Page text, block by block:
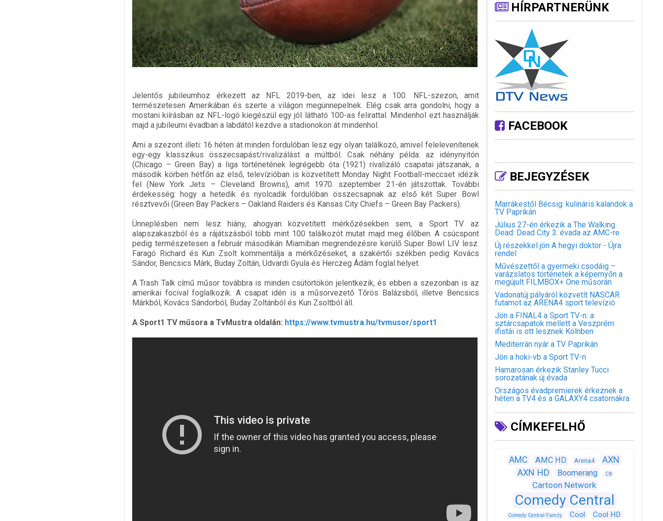
Jelentős jubileumhoz érkezett az NFL 2019-ben, az idei lesz a 100. NFL-szezon, amit
természetesen Amerikában és szerte a világon megünnepelnek. Elég csak arra gondolni, hogy a
mostani kiírásban az NFL-logó kiegészül egy jól látható 100-as felirattal. Mindenhol ezt használják
majd a jubileumi évadban a labdától kezdve a stadionokon át mindenhol.
Ami a szezont illeti: 16 héten át minden fordulóban lesz egy olyan találkozó, amivel felelevenítenek
egy-egy klasszikus összecsapást/rivalizálást a múltból. Csak néhány példa: az idénynyitón
(Chicago – Green Bay) a liga történetének legrégebb óta (1921) rivalizáló csapatai játszanak, a
második körben hétfőn az első, televízióban is közvetített Monday Night Football-meccset idézik
fel (New York Jets – Cleveland Browns), amit 1970. szeptember 21-én játszottak. További
érdekesség: hogy a hetedik és nyolcadik fordulóban összecsapnak az első két Super Bowl
résztvevői (Green Bay Packers – Oakland Raiders és Kansas City Chiefs – Green Bay Packers).
Ünneplésben nem lesz hiány, ahogyan közvetített mérkőzésekben sem, a Sport TV az
alapszakaszból és a rájátszásból több mint 100 találkozót mutat majd meg élőben. A csúcspont
pedig természetesen a február másodikán Miamiban megrendezésre kerülő Super Bowl LIV lesz.
Faragó Richard és Kun Zsolt kommentálja a mérkőzéseket, a szakértői székben pedig Kovács
Sándor, Bencsics Márk, Buday Zoltán, Udvardi Gyula és Herczeg Ádám foglal helyet.
A Trash Talk című műsor továbbra is minden csütörtökön jelentkezik, és ebben a szezonban is az
amerikai focival foglalkozik. A csapat idén is a műsorvezető Tőrös Balázsból, illetve Bencsics
Márkból, Kovács Sándorból, Buday Zoltánból és Kun Zsoltból áll.
A Sport1 TV műsora a TvMustra oldalán: https://www.tvmustra.hu/tvmusor/sport1
HÍRPARTNERÜNK
FACEBOOK
BEJEGYZÉSEK
Marrákestől Bécsig: kulináris kalandok a
TV Paprikán
Július 27-én érkezik a The Walking
Dead: Dead City 3. évada az AMC-re
Új részekkel jön A hegyi doktor - Újra
rendel
Művészettől a gyermeki csodáig –
varázslatos történetek a képernyőn a
megújult FILMBOX+ One műsorán
Vadonatúj pályáról közvetít NASCAR
futamot az ARENA4 sport televízió
Jön a FINAL4 a Sport TV-n: a
sztárcsapatok mellett a Veszprém
ifistái is ott lesznek Kölnben
Mediterrán nyár a TV Paprikán
Jön a hoki-vb a Sport TV-n
Hamarosan érkezik Stanley Tucci
sorozatának új évada
Országos évadpremierek érkeznek a
héten a TV4 és a GALAXY4 csatornákra
CÍMKEFELHŐ
AMC AMC HD Arena4
AXN
AXN HD
Boomerang C8
Cartoon Network
Comedy Central
Comedy Central Family Cool Cool HD